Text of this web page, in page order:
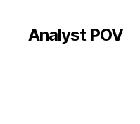
Analyst POV